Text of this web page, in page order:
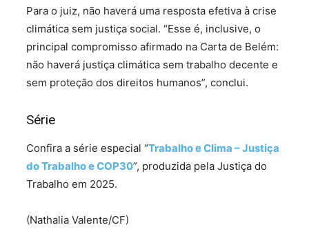
Para o juiz, não haverá uma resposta efetiva à crise
climática sem justiça social. “Esse é, inclusive, o
principal compromisso afirmado na Carta de Belém:
não haverá justiça climática sem trabalho decente e
sem proteção dos direitos humanos”, conclui.
Série
Confira a série especial “Trabalho e Clima – Justiça
do Trabalho e COP30”, produzida pela Justiça do
Trabalho em 2025.
(Nathalia Valente/CF)